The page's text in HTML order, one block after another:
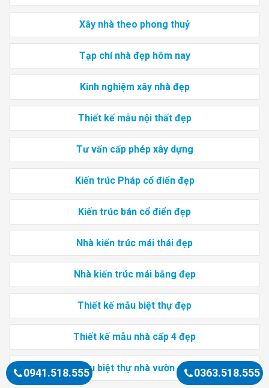
Xây nhà theo phong thuỷ
Tạp chí nhà đẹp hôm nay
Kinh nghiệm xây nhà đẹp
Thiết kế mẫu nội thất đẹp
Tư vấn cấp phép xây dựng
Kiến trúc Pháp cổ điển đẹp
Kiến trúc bán cổ điển đẹp
Nhà kiến trúc mái thái đẹp
Nhà kiến trúc mái bằng đẹp
Thiết kế mẫu biệt thự đẹp
Thiết kế mẫu nhà cấp 4 đẹp
Mẫu biệt thự nhà vườn đẹp
0941.518.555 0363.518.555